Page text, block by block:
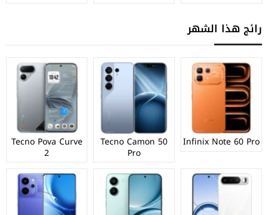
رائج هذا الشهر
Infinix Note 60 Pro
Tecno Camon 50
Pro
Tecno Pova Curve
2